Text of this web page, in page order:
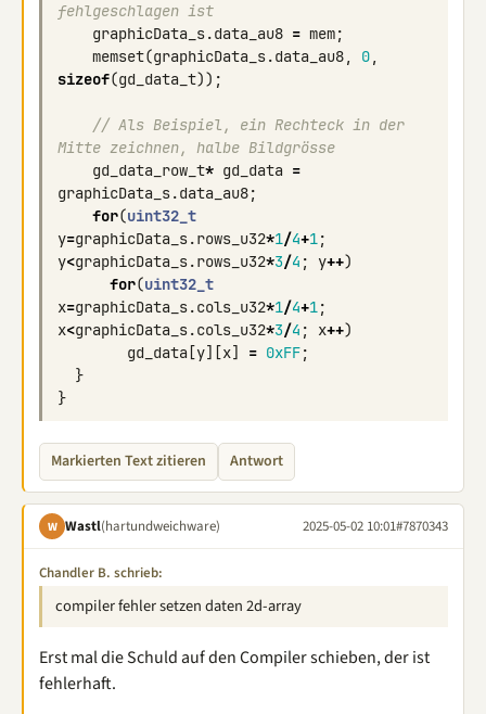
fehlgeschlagen ist
graphicData_s.data_au8 = mem;
memset(graphicData_s.data_au8, 0,
sizeof(gd_data_t));
// Als Beispiel, ein Rechteck in der
Mitte zeichnen, halbe Bildgrösse
gd_data_row_t* gd_data =
graphicData_s.data_au8;
for(uint32_t
y=graphicData_s.rows_u32*1/4+1;
y<graphicData_s.rows_u32*3/4 ; y++)
for(uint32_t
x=graphicData_s.cols_u32*1/4+1;
x<graphicData_s.cols_u32*3/4 ; x++)
gd_data [y][x] = 0xFF;
}
}
Markierten Text zitieren Antwort
W Wastl(hartundweichware) 2025-05-02 10:01#7870343
Chandler B. schrieb:
compiler fehler setzen daten 2d-array
Erst mal die Schuld auf den Compiler schieben, der ist
fehlerhaft.